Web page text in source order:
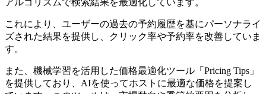
アルゴリズムで検索結果を最適化しています。
これにより、ユーザーの過去の予約履歴を基にパーソナライ
ズされた結果を提供し、クリック率や予約率を改善していま
す。
また、機械学習を活用した価格最適化ツール「Pricing Tips」
を提供しており、AIを使ってホストに最適な価格を提案し